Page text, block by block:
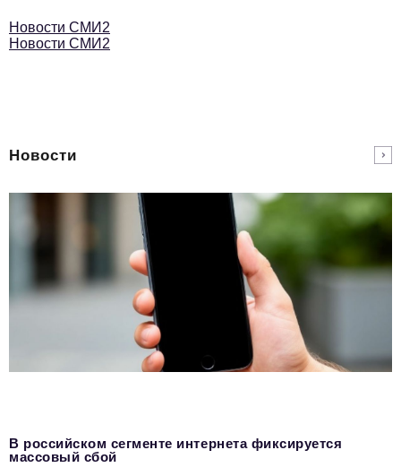
Новости СМИ2
Новости СМИ2
Новости
В российском сегменте интернета фиксируется
массовый сбой